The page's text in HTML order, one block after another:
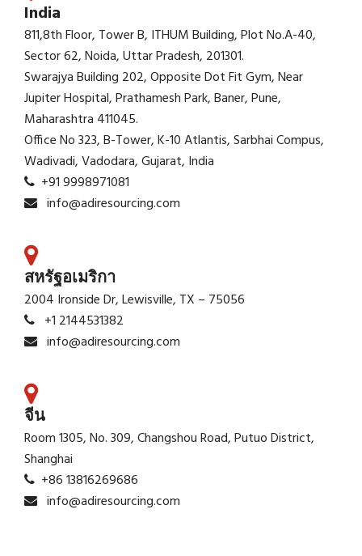
India
811,8th Floor, Tower B, ITHUM Building, Plot No.A-40,
Sector 62, Noida, Uttar Pradesh, 201301.
Swarajya Building 202, Opposite Dot Fit Gym, Near
Jupiter Hospital, Prathamesh Park, Baner, Pune,
Maharashtra 411045.
Office No 323, B-Tower, K-10 Atlantis, Sarbhai Compus,
Wadivadi, Vadodara, Gujarat, India
+91 9998971081
info@adiresourcing.com
สหรัฐอเมริกา
2004 Ironside Dr, Lewisville, TX – 75056
+1 2144531382
info@adiresourcing.com
จีน
Room 1305, No. 309, Changshou Road, Putuo District,
Shanghai
+86 13816269686
info@adiresourcing.com